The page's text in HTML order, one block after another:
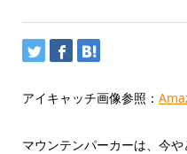
アイキャッチ画像参照：
マウンテンパーカーは、今